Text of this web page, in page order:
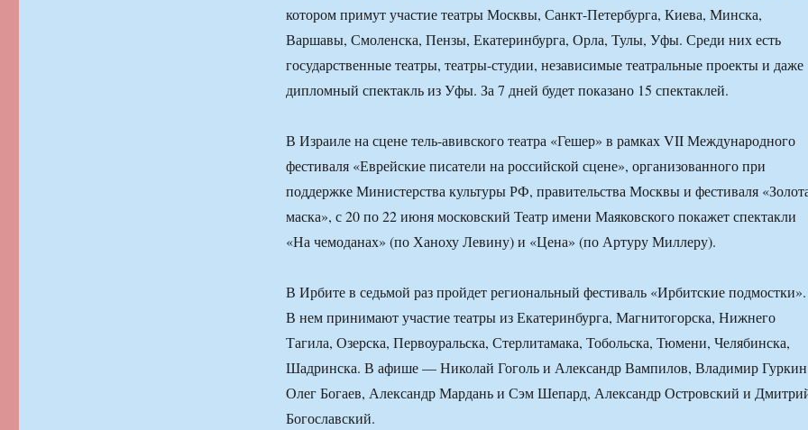
котором примут участие театры Москвы, Санкт-Петербурга, Киева, Минска,
Варшавы, Смоленска, Пензы, Екатеринбурга, Орла, Тулы, Уфы. Среди них есть
государственные театры, театры-студии, независимые театральные проекты и даже
дипломный спектакль из Уфы. За 7 дней будет показано 15 спектаклей.
В Израиле на сцене тель-авивского театра «Гешер» в рамках VII Международного
фестиваля «Еврейские писатели на российской сцене», организованного при
поддержке Министерства культуры РФ, правительства Москвы и фестиваля
маска», с 20 по 22 июня московский Театр имени Маяковского покажет спектакли
«На чемоданах» (по Ханоху Левину) и «Цена» (по Артуру Миллеру).
В Ирбите в седьмой раз пройдет региональный фестиваль «Ирбитские подмостки».
В нем принимают участие театры из Екатеринбурга, Магнитогорска, Нижнего
Тагила, Озерска, Первоуральска, Стерлитамака, Тобольска, Тюмени, Челябинска,
Шадринска. В афише — Николай Гоголь и Александр Вампилов, Владимир
Олег Богаев, Александр Мардань и Сэм Шепард, Александр Островский и
Богославский.